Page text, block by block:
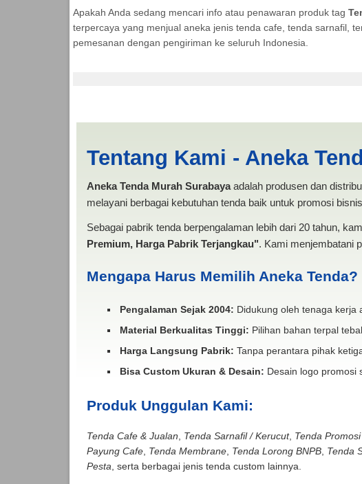
Apakah Anda sedang mencari info atau penawaran produk tag
terpercaya yang menjual aneka jenis tenda cafe, tenda sarnafil,
pemesanan dengan pengiriman ke seluruh Indonesia.
Tentang Kami - Aneka
Aneka Tenda Murah Surabayaadalah produsen dan
melayani berbagai kebutuhan tenda baik untuk promosi
Sebagai pabrik tenda berpengalaman lebih dari 20 tahun,
Premium, Harga Pabrik Terjangkau". Kami menjembatani
Mengapa Harus Memilih Aneka Tenda?
Pengalaman Sejak 2004: Didukung oleh tenaga kerja
Material Berkualitas Tinggi: Pilihan bahan terpal
Harga Langsung Pabrik: Tanpa perantara pihak
Bisa Custom Ukuran & Desain: Desain logo promosi
Produk Unggulan Kami:
Tenda Cafe & Jualan Tenda Sarnafil / Kerucut, Tenda
Payung Cafe, Tenda Membrane, Tenda Lorong BNPB, Tenda
Pesta , serta berbagai jenis tenda custom lainnya.